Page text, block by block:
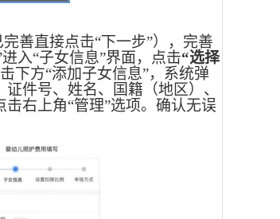
完善直接点击“下一步”），完善
入“子女信息”界面，点击“选择
下方“添加子女信息”，系统弹
件号、姓名、国籍（地区）、
右上角“管理”选项。确认无误